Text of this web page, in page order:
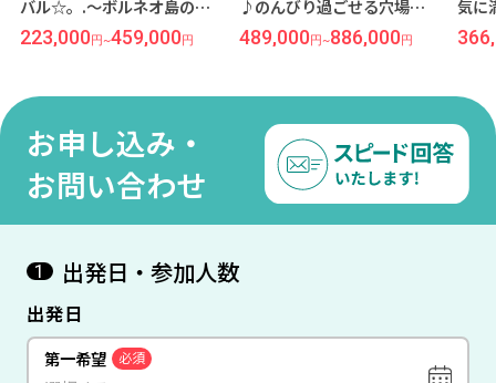
バル☆。.～ボルネオ島の醍
醐味！自然保護区内の滞在
型リゾート『シャングリラ
泊 ≪成田発/マレーシア航空
223,000円~459,000円
♪のんびり過ごせる穴場リ
ゾート ランカウイ☆。.～熱
帯雨林に佇む隠れ家リゾー
わう『ザ ダタイ ランカウ
イ』宿泊≪成田発/マレーシ
ア航空利用 4泊6日間/朝食付
489,000円~886,000円
気に
ルン
ン
ット
ル』
ー
お申し込み・
お問い合わせ
1 出発日・参加人数
出発日
第一希望 必須